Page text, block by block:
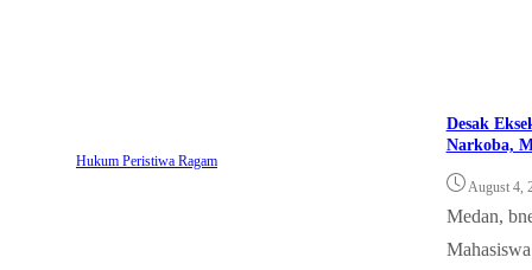
Hukum Peristiwa Ragam
Desak
Narkoba,
August 4,
Medan,